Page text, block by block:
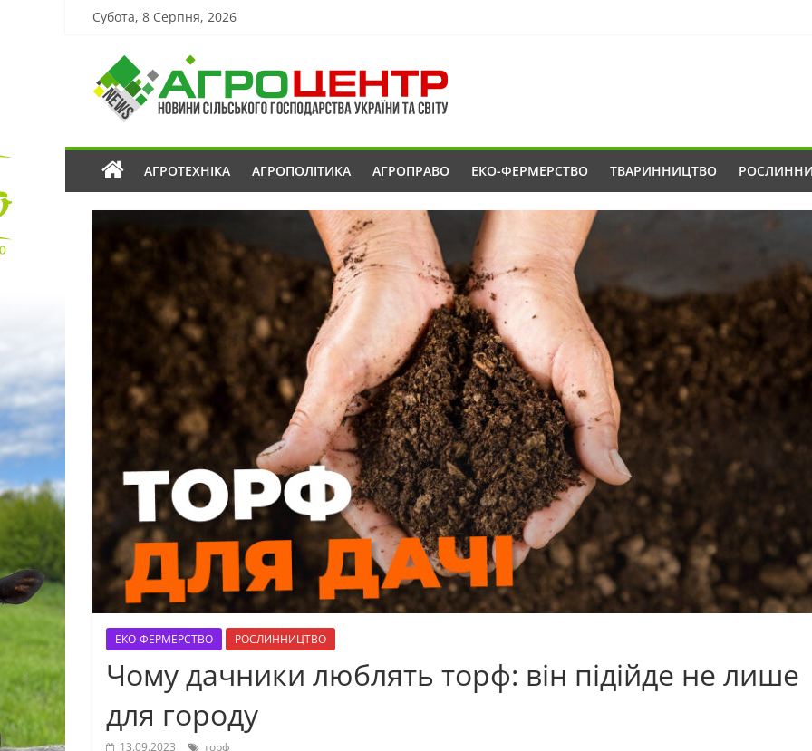
Субота, 8 Серпня, 2026
АГРОТЕХНІКА АГРОПОЛІТИКА АГРОПРАВО ЕКО-ФЕРМЕРСТВО ТВАРИННИЦТВО
ЕКО-ФЕРМЕРСТВО РОСЛИННИЦТВО
Чому дачники люблять торф: він підійде не лише
для городу
13.09.2023 торф